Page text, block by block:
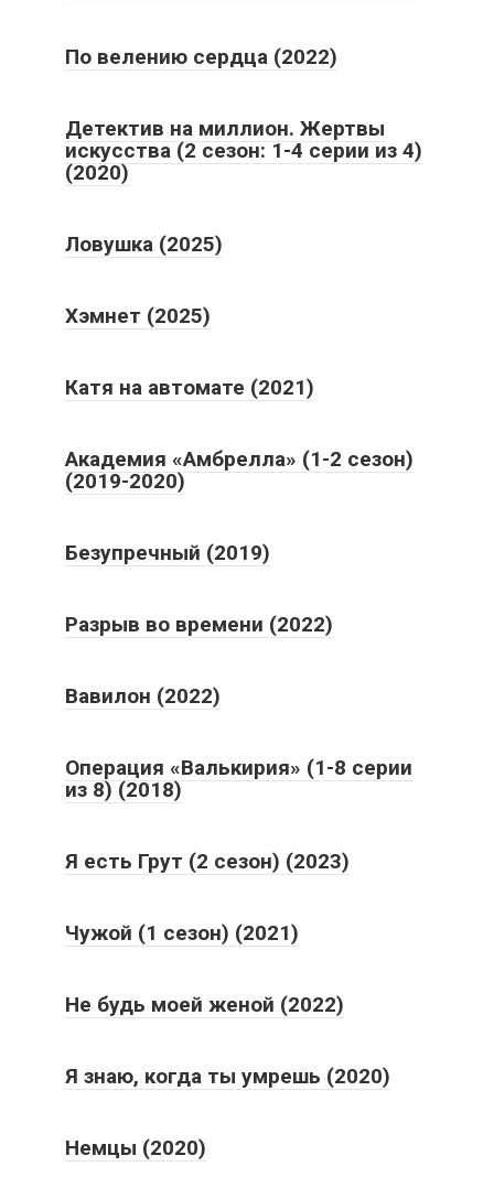
По велению сердца (2022)
Детектив на миллион. Жертвы
искусства (2 сезон: 1-4 серии из 4)
(2020)
Ловушка (2025)
Хэмнет (2025)
Катя на автомате (2021)
Академия «Амбрелла» (1-2 сезон)
(2019-2020)
Безупречный (2019)
Разрыв во времени (2022)
Вавилон (2022)
Операция «Валькирия» (1-8 серии
из 8) (2018)
Я есть Грут (2 сезон) (2023)
Чужой (1 сезон) (2021)
Не будь моей женой (2022)
Я знаю, когда ты умрешь (2020)
Немцы (2020)